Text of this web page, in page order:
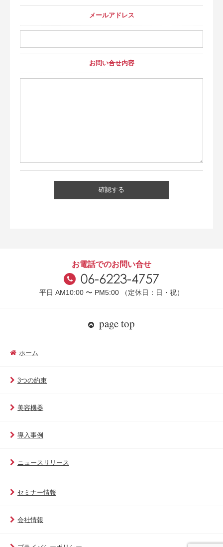
メールアドレス
お問い合せ内容
お電話でのお問い合せ
平日 AM10:00 〜 PM5:00 （定休日：日・祝）
page top
ホーム
3つの約束
美容機器
導入事例
ニュースリリース
セミナー情報
会社情報